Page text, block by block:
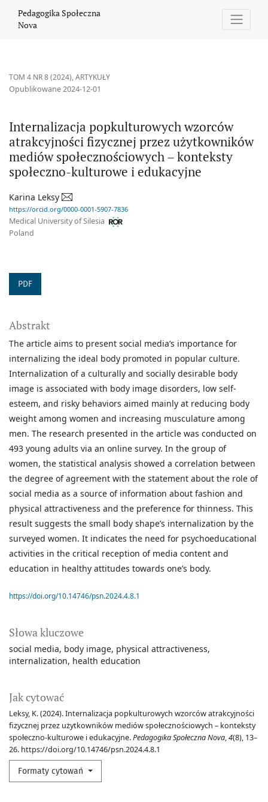
Pedagogika Społeczna
Nova
TOM 4 NR 8 (2024),ARTYKUŁY
Internalizacja popkulturowych wzorców
atrakcyjności fizycznej przez użytkowników
mediów społecznościowych – konteksty
społeczno-kulturowe i edukacyjne
Opublikowane 2024-12-01
Karina Leksy
https://orcid.org/0000-0001-5907-7836
Medical University of Silesia
Poland
PDF
Słowa kluczowe
social media body image physical attractiveness
internalization health education
Jak cytować
Leksy, K. (2024). Internalizacja popkulturowych wzorców atrakcyjności
fizycznej przez użytkowników mediów społecznościowych – konteksty
społeczno-kulturowe i edukacyjne.Pedagogika Społeczna Nova,4(8), 13–
26. https://doi.org/10.14746/psn.2024.4.8.1
Formaty cytowań
Abstrakt
The article aims to present social media’s importance for
internalizing the ideal body promoted in popular culture.
Internalization of a culturally and socially desirable body
image is associated with body image disorders, low self-
esteem, and risky behaviors aimed mainly at reducing body
weight among women and increasing musculature among
men. The research presented in the article was conducted on
493 young adults via an online survey. In the group of
women, the statistical analysis showed a correlation between
the degree of agreement with the statement about the role of
social media as a source of information about fashion and
physical attractiveness and the preference for thinness. This
result suggests the small body shape’s internalization by the
surveyed women. It indicates the need for psychoeducational
activities in the critical reception of media content and
education in healthy attitudes towards one’s body.
https://doi.org/10.14746/psn.2024.4.8.1